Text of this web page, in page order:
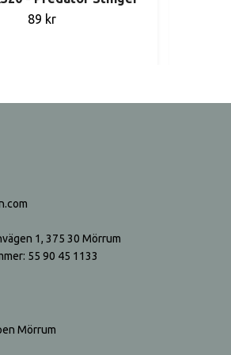
89 kr
1, 375 30 Mörrum
55 90 45 1133
Mörrum